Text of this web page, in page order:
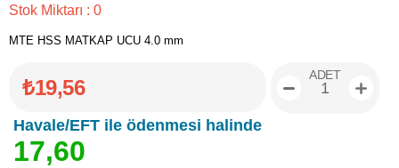
Stok Miktarı : 0
MTE HSS MATKAP UCU 4.0 mm
₺19,56
Havale/EFT ile ödenmesi halinde
17,60
ADET